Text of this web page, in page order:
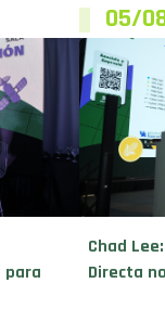
05/
Chad
Directa